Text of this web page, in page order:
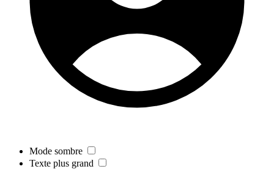
Mode sombre
Texte plus grand